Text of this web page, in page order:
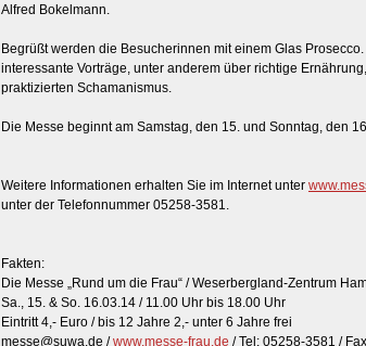
Alfred Bokelmann.
Begrüßt werden die Besucherinnen mit einem Glas
interessante Vorträge, unter anderem über richtige
praktizierten Schamanismus.
Die Messe beginnt am Samstag, den 15. und Sonntag, den
Weitere Informationen erhalten Sie im Internet unter
unter der Telefonnummer 05258-3581.
Fakten:
Die Messe „Rund um die Frau“ / Weserbergland-Zentrum
Sa., 15. & So. 16.03.14 / 11.00 Uhr bis 18.00 Uhr
Eintritt 4,- Euro / bis 12 Jahre 2,- unter 6 Jahre frei
messe@suwa.de /www.messe-frau.de / Tel: 05258-3581 /